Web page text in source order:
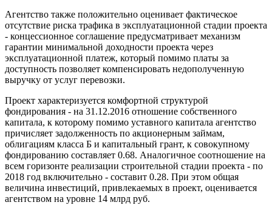
Агентство также положительно оценивает фактическое
отсутствие риска трафика в эксплуатационной стадии проекта
- концессионное соглашение предусматривает механизм
гарантии минимальной доходности проекта через
эксплуатационной платеж, который помимо платы за
доступность позволяет компенсировать недополученную
выручку от услуг перевозки.
Проект характеризуется комфортной структурой
фондирования - на 31.12.2016 отношение собственного
капитала, к которому помимо уставного капитала агентство
причисляет задолженность по акционерным займам,
облигациям класса Б и капитальный грант, к совокупному
фондированию составляет 0.68. Аналогичное соотношение на
всем горизонте реализации строительной стадии проекта - по
2018 год включительно - составит 0.28. При этом общая
величина инвестиций, привлекаемых в проект, оценивается
агентством на уровне 14 млрд руб.